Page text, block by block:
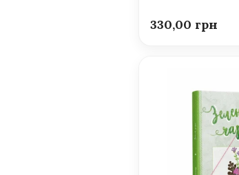
330,00